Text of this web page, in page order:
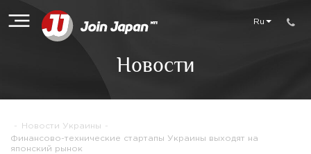
Ru
Новости
- Новости Украины
-
Финансово-технические стартапы Украины выходят на
японский рынок